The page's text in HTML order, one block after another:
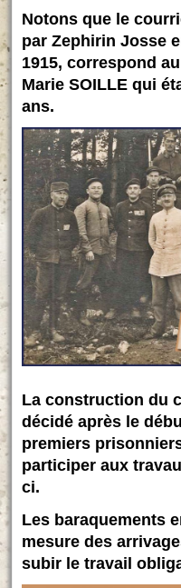
Notons que le
par Zephirin Josse
1915, correspond
Marie SOILLE qui
ans.
La construction du
décidé après le
premiers
participer aux
ci.
Les baraquements
mesure des
subir le travail